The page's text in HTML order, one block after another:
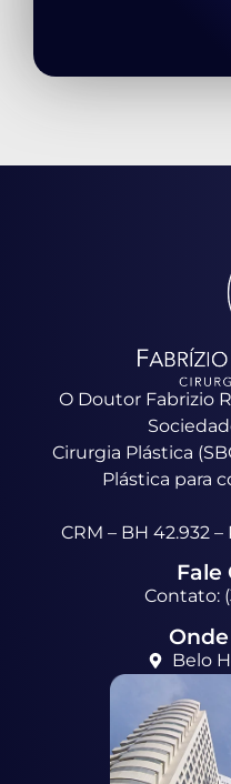
O Doutor Fabrizio
Cirurgia Plástica
Plástica para
CRM – BH 42.932 –
Fale
Contato:
Belo